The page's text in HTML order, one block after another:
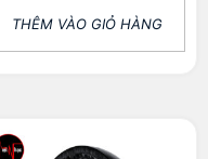
THÊM VÀO GIỎ HÀNG